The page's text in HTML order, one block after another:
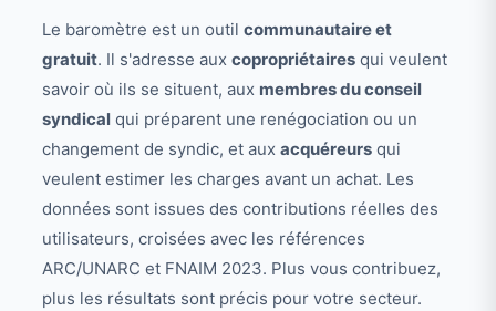
Le baromètre est un outilcommunautaire et
gratuit. Il s'adresse auxcopropriétaires qui veulent
savoir où ils se situent, aux membres du conseil
syndical qui préparent une renégociation ou un
changement de syndic, et auxacquéreurs qui
veulent estimer les charges avant un achat. Les
données sont issues des contributions réelles des
utilisateurs, croisées avec les références
ARC/UNARC et FNAIM 2023. Plus vous contribuez,
plus les résultats sont précis pour votre secteur.